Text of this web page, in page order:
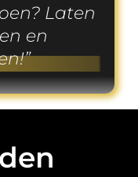
Laten
en